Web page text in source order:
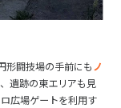
形闘技場の手前にも ノ
遺跡の東エリアも見
広場ゲートを利用す